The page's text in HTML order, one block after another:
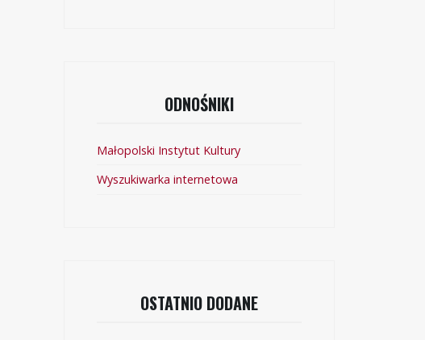
ODNOŚNIKI
Małopolski Instytut Kultury
Wyszukiwarka internetowa
OSTATNIO DODANE